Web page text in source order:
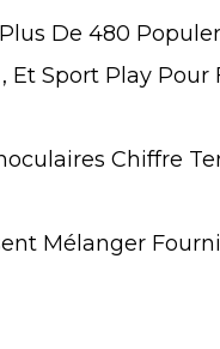
De 480
Et Sport Play Pour
Chiffre
Mélanger